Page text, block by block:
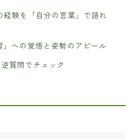
経験を「自分の言葉」で語れ
」への覚悟と姿勢のアピール
質問でチェック